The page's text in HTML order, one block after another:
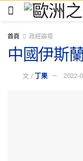
首頁 政經論壇
中國伊斯
文 / 丁果 2022-